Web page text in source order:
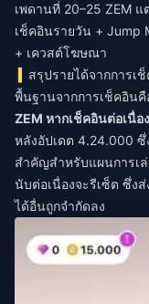
เพดานที่ 20–25 ZEM
เช็คอินรายวัน + Jump
+ เควสต์โฆษณา
สรุปรายได้จากการเ
พื้นฐานจากการเช็คอินคื
ZEM หากเช็คอินต่อเนื่อ
หลังอัปเดต 4.24.000
สำคัญสำหรับแผนการเ
นับต่อเนื่องจะรีเซ็ต ซึ่ง
ได้อื่นถูกจำกัดลง